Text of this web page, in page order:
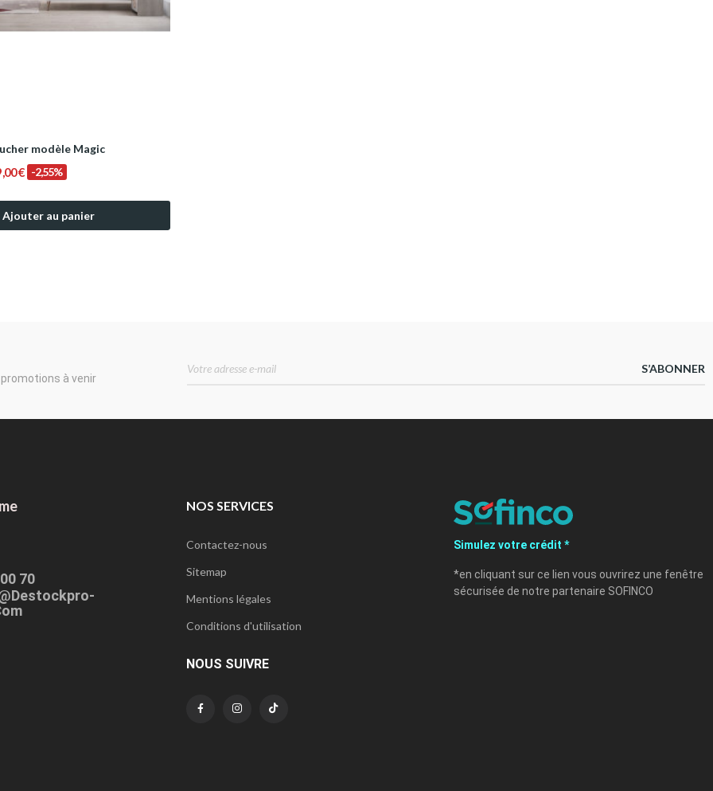
modèle Magic
€ -2,55%
Ajouter au panier
à venir
S’ABONNER
70
NOS SERVICES
Contactez-nous
Sitemap
Mentions légales
Conditions d'utilisation
NOUS SUIVRE
Simulez votre crédit *
*en cliquant sur ce lien vous ouvrirez une fenêtre
sécurisée de notre partenaire SOFINCO